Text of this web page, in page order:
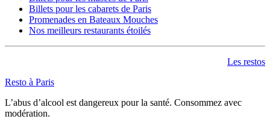
Billets pour les cabarets de Paris
Promenades en Bateaux Mouches
Nos meilleurs restaurants étoilés
Les restos
Resto à Paris
L’abus d’alcool est dangereux pour la santé. Consommez avec
modération.